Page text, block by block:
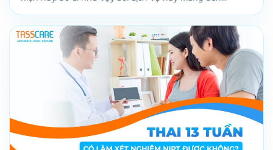
Thông Tin Sức Khỏe
Thai 13 tuần có làm xét nghiệm NIPT được
Liệu thai 13 tuần có làm xét nghiệm NIPT được không,
xét nghiệm NIPT có ưu, nhược điểm gì. Cùng tìm hiểu kĩ
hơn...